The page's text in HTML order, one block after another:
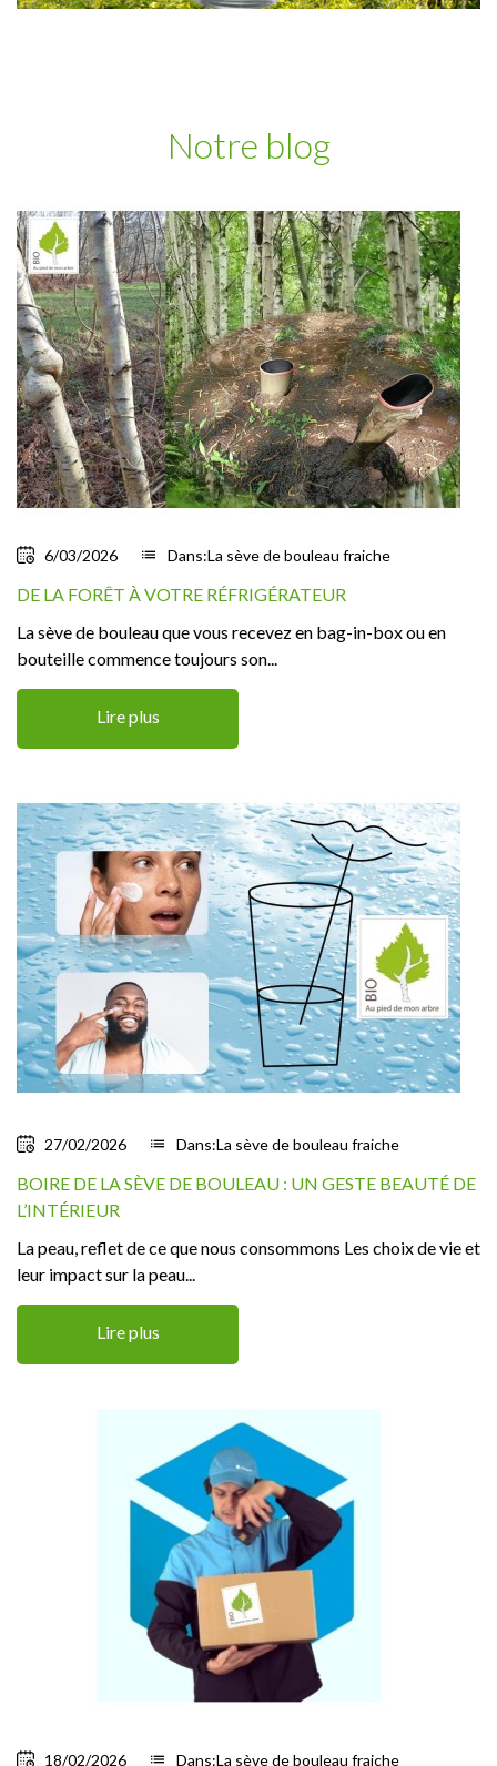
Notre blog
6/03/2026 list Dans:La sève de bouleau fraiche
DE LA FORÊT À VOTRE RÉFRIGÉRATEUR
La sève de bouleau que vous recevez en bag-in-box ou en
bouteille commence toujours son...
Lire plus
27/02/2026 list Dans:La sève de bouleau fraiche
BOIRE DE LA SÈVE DE BOULEAU : UN GESTE BEAUTÉ DE
L’INTÉRIEUR
La peau, reflet de ce que nous consommons Les choix de vie et
leur impact sur la peau...
Lire plus
18/02/2026 list Dans:La sève de bouleau fraiche